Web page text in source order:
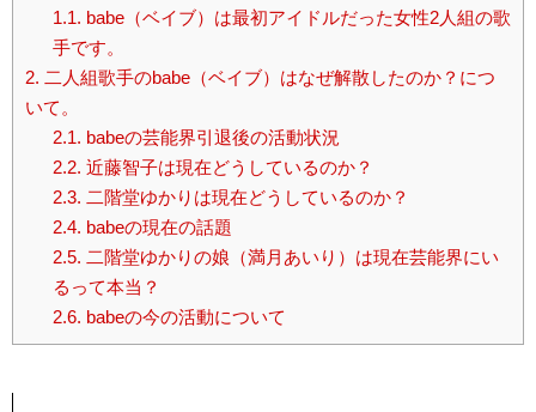
1.1. babe（ベイブ）は最初アイドルだった女性2人組の歌
手です。
2. 二人組歌手のbabe（ベイブ）はなぜ解散したのか？につ
いて。
2.1. babeの芸能界引退後の活動状況
2.2. 近藤智子は現在どうしているのか？
2.3. 二階堂ゆかりは現在どうしているのか？
2.4. babeの現在の話題
2.5. 二階堂ゆかりの娘（満月あいり）は現在芸能界にい
るって本当？
2.6. babeの今の活動について